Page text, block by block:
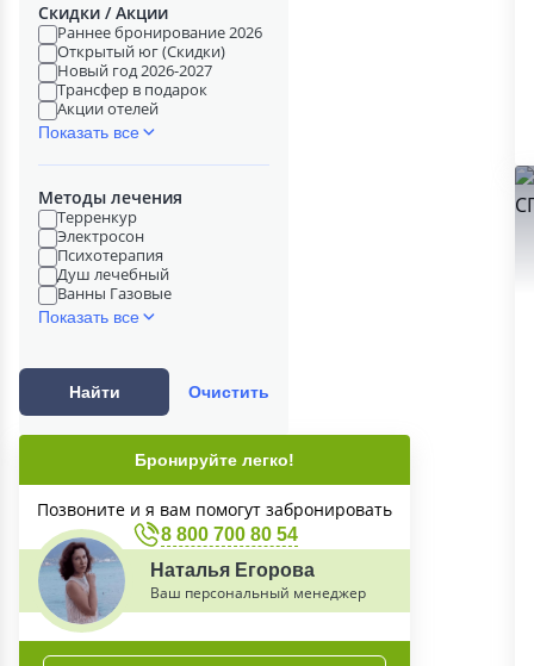
Скидки / Акции
Раннее бронирование 2026
Открытый юг (Скидки)
Новый год 2026-2027
Трансфер в подарок
Акции отелей
Показать все
Методы лечения
Терренкур
Электросон
Психотерапия
Душ лечебный
Ванны Газовые
Показать все
Найти Очистить
Бронируйте легко!
Позвоните и я вам помогут забронировать
8 800 700 80 54
Наталья Егорова
Ваш персональный менеджер